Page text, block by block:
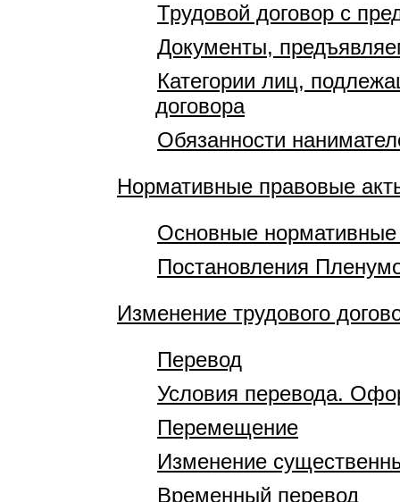
Трудовой договор с
Документы,
Категории лиц,
договора
Обязанности
Нормативные правовые
Основные
Постановления
Изменение трудового
Перевод
Условия перевода.
Перемещение
Изменение
Временный перевод